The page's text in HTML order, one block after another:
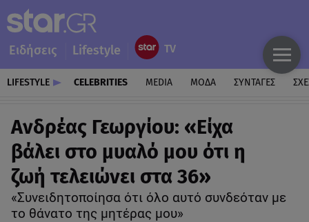
Ειδήσεις Lifestyle
LIFESTYLE CELEBRITIES MEDIA ΜΟΔΑ ΣΥΝΤΑΓΕΣ
Ανδρέας Γεωργίου: «Είχα
βάλει στο μυαλό μου ότι η
ζωή τελειώνει στα 36»
«Συνειδητοποίησα ότι όλο αυτό συνδεόταν με
το θάνατο της μητέρας μου»